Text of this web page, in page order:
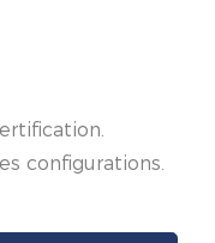
configurations.